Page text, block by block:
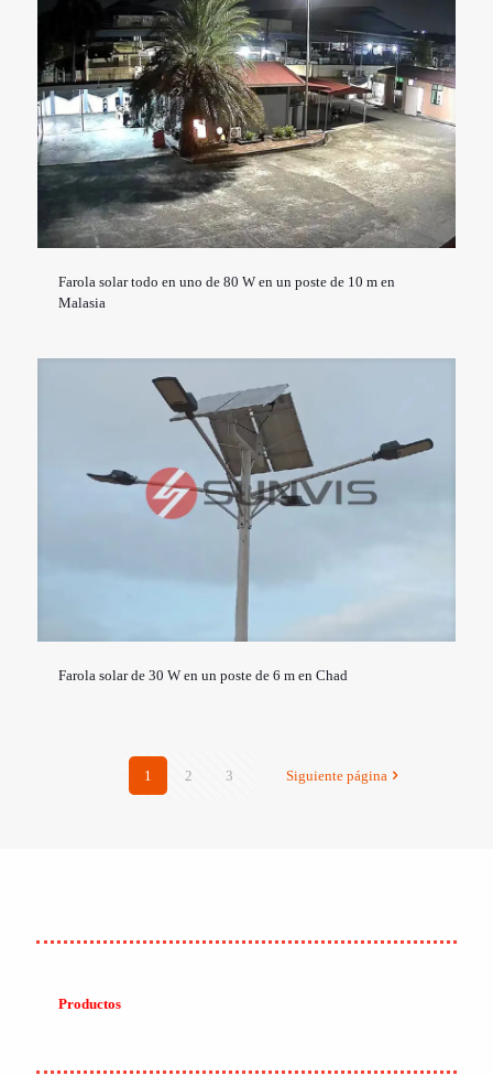
Farola solar todo en uno de 80 W en un poste de 10 m en
Malasia
Farola solar de 30 W en un poste de 6 m en Chad
1 2 3 Siguiente página
Productos